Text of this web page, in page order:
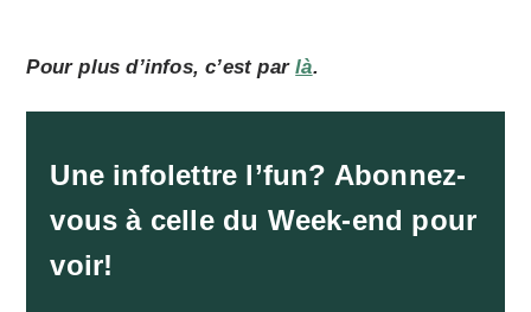
Pour plus d’infos, c’est parlà.
Une infolettre l’fun? Abonnez-
vous à celle du Week-end pour
voir!